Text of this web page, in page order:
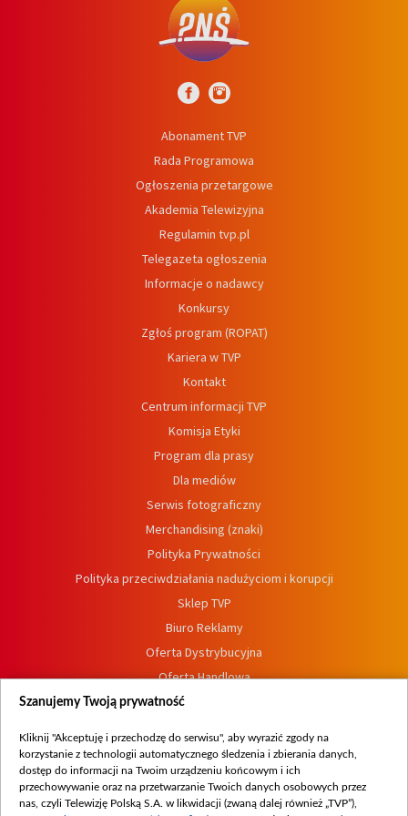
Abonament TVP
Rada Programowa
Ogłoszenia przetargowe
Akademia Telewizyjna
Regulamin tvp.pl
Telegazeta ogłoszenia
Informacje o nadawcy
Konkursy
Zgłoś program (ROPAT)
Kariera w TVP
Kontakt
Centrum informacji TVP
Komisja Etyki
Program dla prasy
Dla mediów
Serwis fotograficzny
Merchandising (znaki)
Polityka Prywatności
Polityka przeciwdziałania nadużyciom i korupcji
Sklep TVP
Biuro Reklamy
Oferta Dystrybucyjna
Oferta Handlowa
Dostępność
Procedura zgłoszeń wewnętrznych
Szanujemy Twoją prywatność
Kliknij "Akceptuję i przechodzę do serwisu", aby wyrazić zgody na
korzystanie z technologii automatycznego śledzenia i zbierania danych,
dostęp do informacji na Twoim urządzeniu końcowym i ich
przechowywanie oraz na przetwarzanie Twoich danych osobowych przez
nas, czyli Telewizję Polską S.A. w likwidacji (zwaną dalej również „TVP”),